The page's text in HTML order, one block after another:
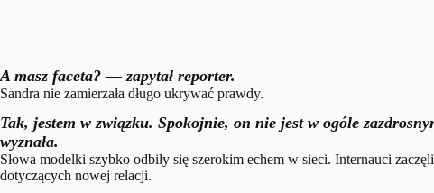
A masz faceta? — zapytał reporter.
Sandra nie zamierzała długo ukrywać prawdy.
Tak, jestem w związku. Spokojnie, on nie jest w ogóle
wyznała.
Słowa modelki szybko odbiły się szerokim echem w sieci. Internauci
dotyczących nowej relacji.